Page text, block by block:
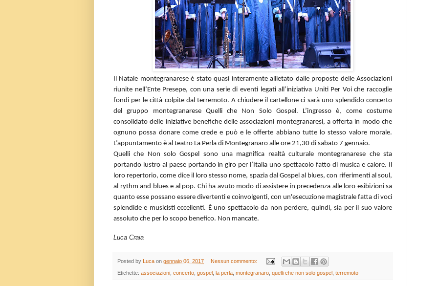
Il Natale montegranarese è stato quasi interamente allietato dalle proposte delle Associazioni
riunite nell’Ente Presepe, con una serie di eventi legati all’iniziativa Uniti Per Voi che raccoglie
fondi per le città colpite dal terremoto. A chiudere il cartellone ci sarà uno splendido concerto
del gruppo montegranarese Quelli che Non Solo Gospel. L’ingresso è, come costume
consolidato delle iniziative benefiche delle associazioni montegranaresi, a offerta in modo che
ognuno possa donare come crede e può e le offerte abbiano tutte lo stesso valore morale.
L’appuntamento è al teatro La Perla di Montegranaro alle ore 21,30 di sabato 7 gennaio.
Quelli che Non solo Gospel sono una magnifica realtà culturale montegranarese che sta
portando lustro al paese portando in giro per l’Italia uno spettacolo fatto di musica e calore. Il
loro repertorio, come dice il loro stesso nome, spazia dal Gospel al blues, con riferimenti al soul,
al rythm and blues e al pop. Chi ha avuto modo di assistere in precedenza alle loro esibizioni sa
quanto esse possano essere divertenti e coinvolgenti, con un'esecuzione magistrale fatta di voci
splendide e musicisti eccellenti. È uno spettacolo da non perdere, quindi, sia per il suo valore
assoluto che per lo scopo benefico. Non mancate.
Luca Craia
Posted by Luca on gennaio 06, 2017 Nessun commento:
Etichette: associazioni concerto gospel la perla montegranaro quelli che non solo gospel terremoto